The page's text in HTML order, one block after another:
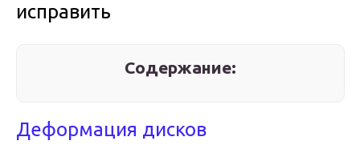
исправить
Содержание:
Деформация дисков